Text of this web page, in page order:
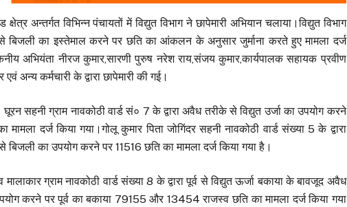
क्षेत्र अन्तर्गत विभिन्न पंचायतों में विद्युत विभाग ने छापेमारी अभियान चलाया।विद्युत विभाग
बिजली का इस्तेमाल करने पर छति का आंकलन के अनुसार जुर्माना करते हुए मामला दर्ज
अभियंता नीरज कुमार,सारणी पुरुष नरेश राय,संजय कुमार,कार्यपालक सहायक प्रवीण
अन्य कर्मचारी के द्वारा छापेमारी की गई।
सहनी ग्राम नावकोठी वार्ड सं० 7 के द्वारा अवैध तरीके से विद्युत उर्जा का उपयोग करने
दर्ज किया गया।गोलू कुमार पिता जोगिंदर सहनी नावकोठी वार्ड संख्या 5 के द्वारा
का उपयोग करने पर ₹11516 छति का मामला दर्ज किया गया है।
मालाकार ग्राम नावकोठी वार्ड संख्या 8 के द्वारा पूर्व से विद्युत ऊर्जा बकाया के बावजूद अवैध
करने पर पूर्व का बकाया ₹79155 और ₹13454 राजस्व छति का मामला दर्ज किया गया